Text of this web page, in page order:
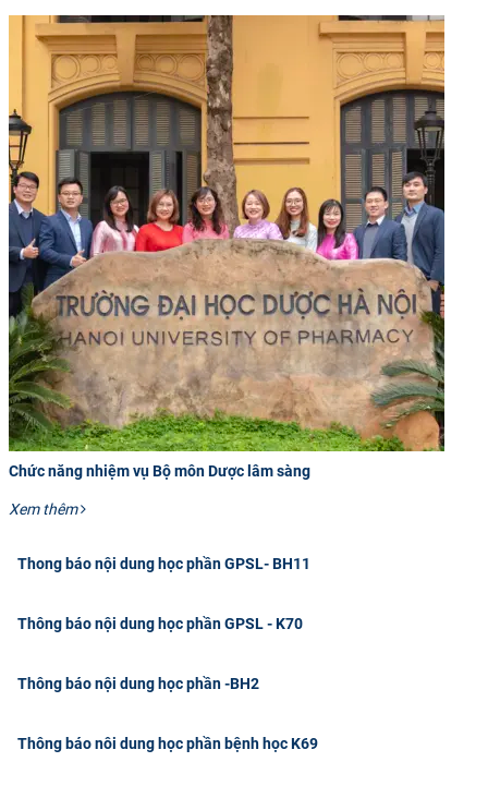
Chức năng nhiệm vụ Bộ môn Dược lâm sàng
Xem thêm
Thong báo nội dung học phần GPSL- BH11
Thông báo nội dung học phần GPSL - K70
Thông báo nội dung học phần -BH2
Thông báo nôi dung học phần bệnh học K69